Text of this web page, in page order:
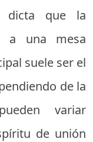
dicta que la
a una mesa
suele ser el
de la
variar
de unión